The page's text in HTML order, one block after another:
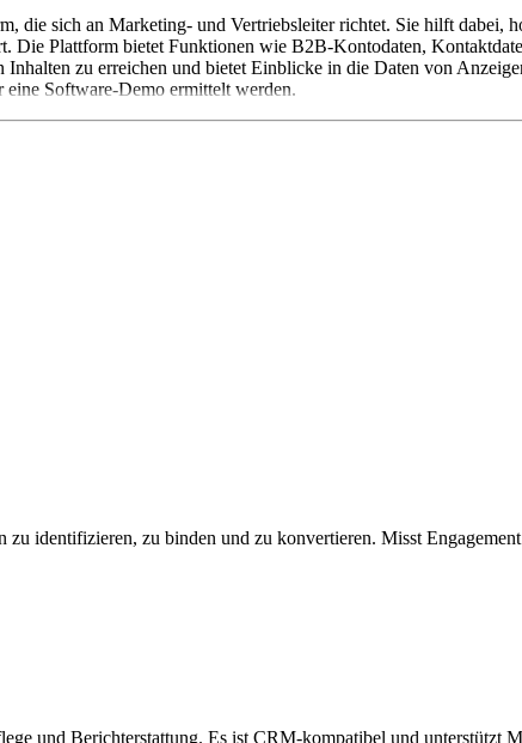
die sich an Marketing- und Vertriebsleiter richtet. Sie hilft dabei,
Plattform bietet Funktionen wie B2B-Kontodaten,
zu erreichen und bietet Einblicke in die Daten von
Software-Demo ermittelt werden.
identifizieren, zu binden und zu konvertieren. Misst
und Berichterstattung. Es ist CRM-kompatibel und unterstützt